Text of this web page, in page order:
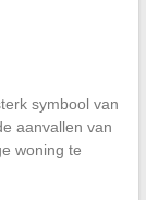
symbool van
aanvallen van
woning te